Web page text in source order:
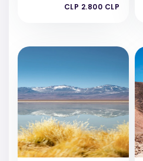
CLP 2.800 CLP